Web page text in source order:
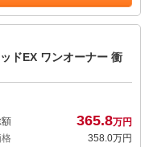
ドEX ワンオーナー 衝
365.8万円
358. 0万円